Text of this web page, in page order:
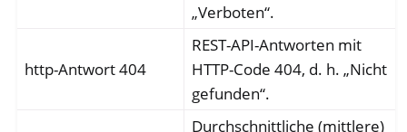
„Verboten“.
http-Antwort 404
REST-API-Antworten mit
HTTP-Code 404, d. h. „Nicht
gefunden“.
Durchschnittliche (mittlere)